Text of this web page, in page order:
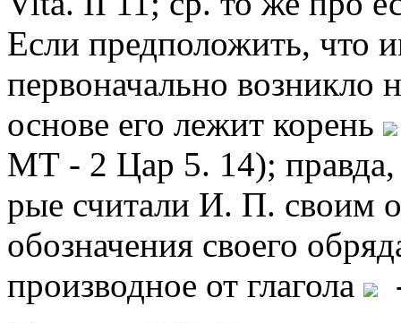
Если предположить, что
первоначально возникло
основе его лежит корень
МТ - 2 Цар 5. 14); правда,
рые считали И. П. своим
обозначения своего
производное от глагола